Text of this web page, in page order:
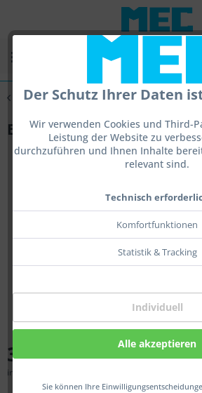
Der Schutz Ihrer Daten
Wir verwenden Cookies und Third-
Leistung der Website zu
durchzuführen und Ihnen Inhalte
relevant sind.
Technisch
Komfortfunktionen
Statistik & Tracking
Individuell
Alle akzeptieren
Sie können Ihre
Übersicht Visierauslagerung
Eye II Rail
376,00 € *
inkl. MwSt.